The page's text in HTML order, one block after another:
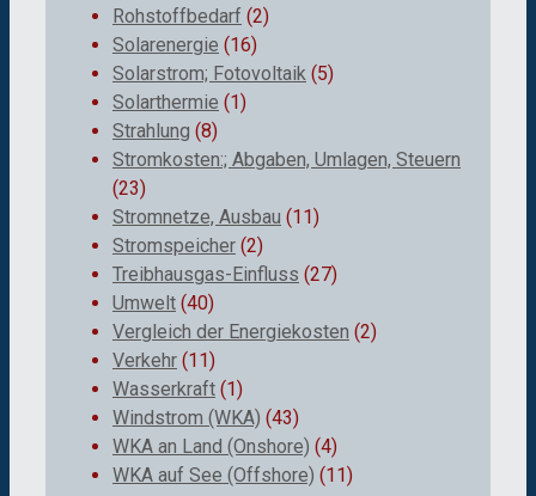
Rohstoffbedarf (2)
Solarenergie (16)
Solarstrom; Fotovoltaik (5)
Solarthermie (1)
Strahlung (8)
Stromkosten:; Abgaben, Umlagen, Steuern
(23)
Stromnetze, Ausbau (11)
Stromspeicher (2)
Treibhausgas-Einfluss (27)
Umwelt (40)
Vergleich der Energiekosten (2)
Verkehr (11)
Wasserkraft (1)
Windstrom (WKA) (43)
WKA an Land (Onshore) (4)
WKA auf See (Offshore) (11)